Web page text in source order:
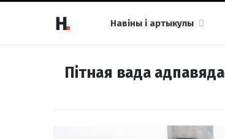
Навіны і артыкулы
Пітная вада